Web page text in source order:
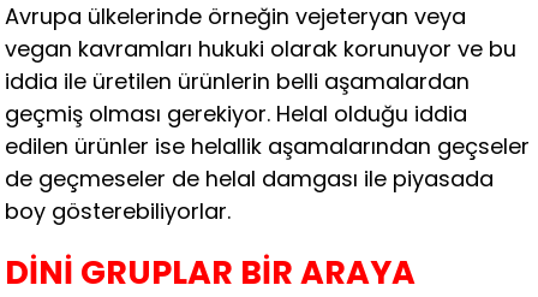
Avrupa ülkelerinde örneğin vejeteryan veya
vegan kavramları hukuki olarak korunuyor ve bu
iddia ile üretilen ürünlerin belli aşamalardan
geçmiş olması gerekiyor. Helal olduğu iddia
edilen ürünler ise helallik aşamalarından geçseler
de geçmeseler de helal damgası ile piyasada
boy gösterebiliyorlar.
DİNİ GRUPLAR BİR ARAYA